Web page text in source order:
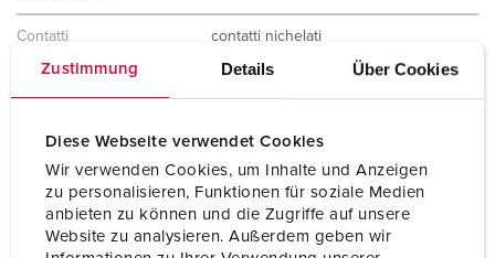
Zustimmung Details Über Cookies
Diese Webseite verwendet Cookies
Wir verwenden Cookies, um Inhalte und Anzeigen
zu personalisieren, Funktionen für soziale Medien
anbieten zu können und die Zugriffe auf unsere
Website zu analysieren. Außerdem geben wir
Contatti
contatti nichelati
calore
Grado di protezione IP67 / IP69
460 g
Dichiarazione di
VDE